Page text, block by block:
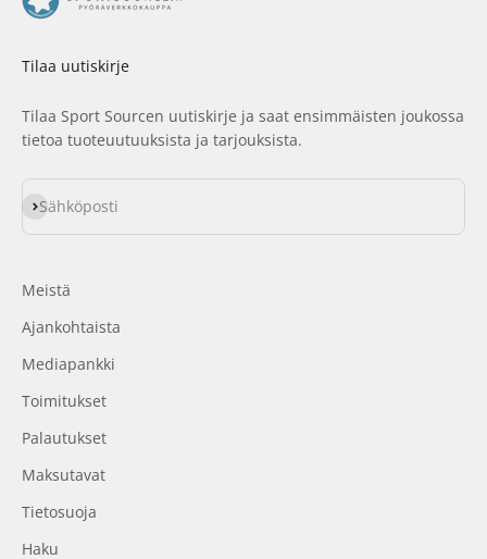
Tilaa uutiskirje
Tilaa Sport Sourcen uutiskirje ja saat ensimmäisten joukossa
tietoa tuoteuutuuksista ja tarjouksista.
Sähköposti
Tilaa
Meistä
Ajankohtaista
Mediapankki
Toimitukset
Palautukset
Maksutavat
Tietosuoja
Haku